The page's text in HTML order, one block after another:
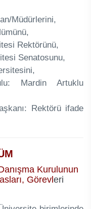
Müdürlerini,
Rektörünü,
Senatosunu,
Mardin Artuklu
Rektörü ifade
Kurulunun
Görevl eri